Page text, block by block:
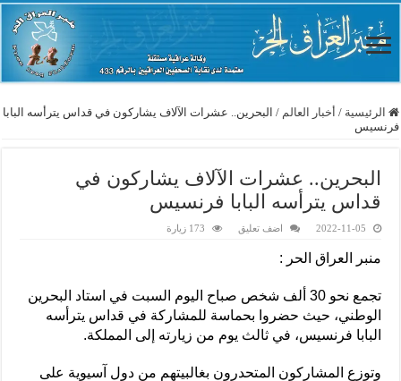
الرئيسية / أخبار العالم / البحرين.. عشرات الآلاف يشاركون في قداس يترأسه البابا
فرنسيس
البحرين.. عشرات الآلاف يشاركون في
قداس يترأسه البابا فرنسيس
2022-11-05 اضف تعليق 173 زيارة
منبر العراق الحر :
تجمع نحو 30 ألف شخص صباح اليوم السبت في استاد البحرين
الوطني، حيث حضروا بحماسة للمشاركة في قداس يترأسه
البابا فرنسيس، في ثالث يوم من زيارته إلى المملكة.
وتوزع المشاركون المتحدرون بغالبيتهم من دول آسيوية على